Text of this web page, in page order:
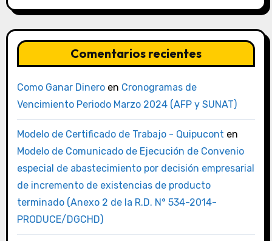
Comentarios recientes
Como Ganar Dineroen Cronogramas de
Vencimiento Periodo Marzo 2024 (AFP y SUNAT)
Modelo de Certificado de Trabajo - Quipucont en
Modelo de Comunicado de Ejecución de Convenio
especial de abastecimiento por decisión empresarial
de incremento de existencias de producto
terminado (Anexo 2 de la R.D. N° 534-2014-
PRODUCE/DGCHD)